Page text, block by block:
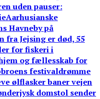
uden pauser:
Aarhusianske
Havneby på
fra Jejsing er død, 55
for fiskeri i
hjem og fællesskab for
festivaldrømme
ølflasker baner vejen
domstol sender